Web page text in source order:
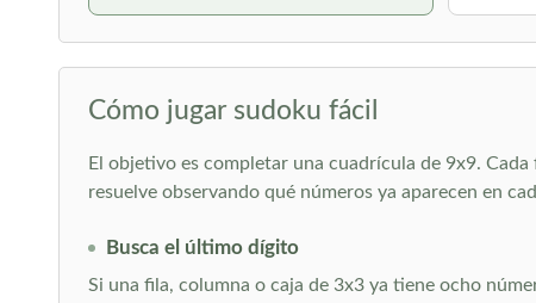
Cómo jugar sudoku fácil
El objetivo es completar una cuadrícula de 9x9.
resuelve observando qué números ya aparecen en
Busca el último dígito
Si una fila, columna o caja de 3x3 ya tiene ocho